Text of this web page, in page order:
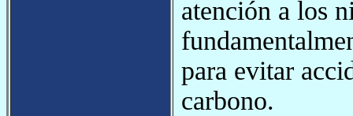
atención a los
para evitar
carbono.